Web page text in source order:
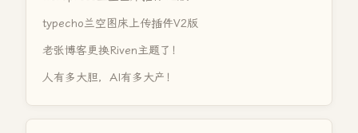
typecho兰空图床上传插件V2版
老张博客更换Riven主题了！
人有多大胆，AI有多大产！